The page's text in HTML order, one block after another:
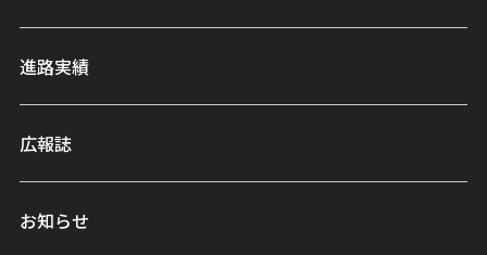
進路実績
広報誌
お知らせ